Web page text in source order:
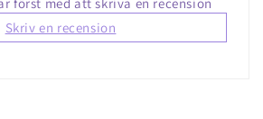
Skriv en recension